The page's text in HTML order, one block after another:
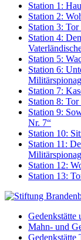
Station 1:
Station 2:
Station 3:
Station 4:
Station 5:
Station 6:
Station 7:
Station 8:
Station 9:
Nr. 7“
Station 10:
Station 11:
Station 12:
Station 13:
Gedenkstätte
Mahn- und
Gedenkstätte